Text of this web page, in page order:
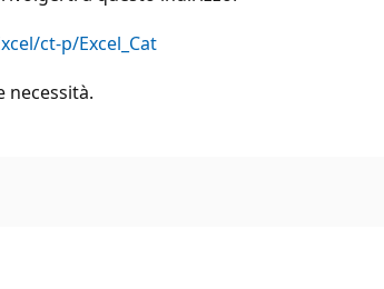
ct-p/Excel_Cat
necessità.